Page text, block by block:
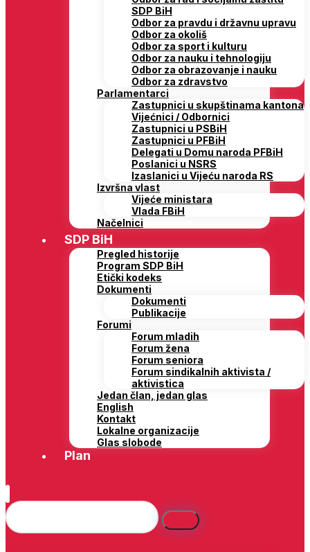
SDP BiH
Odbor za pravdu i državnu upravu
Odbor za okoliš
Odbor za sport i kulturu
Odbor za nauku i tehnologiju
Odbor za obrazovanje i nauku
Odbor za zdravstvo
Parlamentarci
Zastupnici u skupštinama kantona
Vijećnici / Odbornici
Zastupnici u PSBiH
Zastupnici u PFBiH
Delegati u Domu naroda PFBiH
Poslanici u NSRS
Izaslanici u Vijeću naroda RS
Izvršna vlast
Vijeće ministara
Vlada FBiH
Načelnici
SDP BiH
Pregled historije
Program SDP BiH
Etički kodeks
Dokumenti
Dokumenti
Publikacije
Forumi
Forum mladih
Forum žena
Forum seniora
Forum sindikalnih aktivista /
aktivistica
Jedan član, jedan glas
English
Kontakt
Lokalne organizacije
Glas slobode
Plan